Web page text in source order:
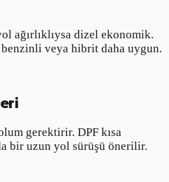
ağırlıklıysa dizel ekonomik.
veya hibrit daha uygun.
gerektirir. DPF kısa
bir uzun yol sürüşü önerilir.